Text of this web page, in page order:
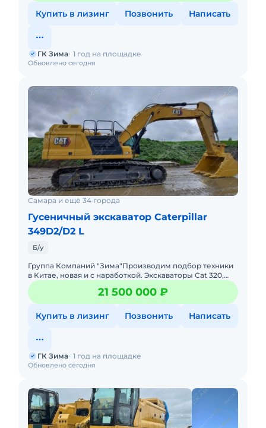
Купить в лизинг Позвонить Написать
Обновлено сегодня
ГК Зима 1 год на площадке
Самара и ещё 34 города
Гусеничный экскаватор Caterpillar
349D2/D2 L
Б/у
Группа Компаний "Зима"Производим подбор техники
в Китае, новая и с наработкой. Экскаваторы Cat 320,
330, 336, 349, 374, 390.Техника с наработкой в основном
из т
21 500 000 ₽
Купить в лизинг Позвонить Написать
Обновлено сегодня
ГК Зима 1 год на площадке